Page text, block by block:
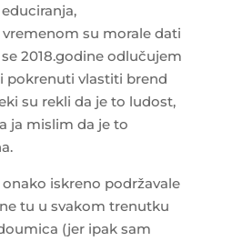
su morale dati
2018.godine odlučujem
pokrenuti vlastiti brend
su rekli da je to ludost,
ja mislim da je to
iskreno podržavale
tu u svakom trenutku
(jer ipak sam